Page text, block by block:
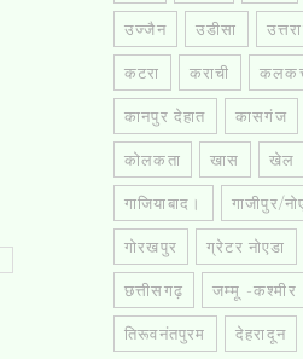
उज्जैन उडीसा
कटरा कराची
कानपुर देहात कासगंज
कोलकता खास खेल
गाजियाबाद। गाजीपुर/
गोरखपुर ग्रेटर नोएडा
छत्तीसगढ़ जम्मू -कश्मीर
तिरूवनंतपुरम देहरादून